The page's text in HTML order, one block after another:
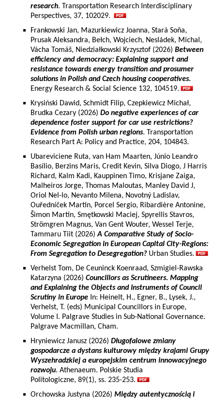
research. Transportation Research Interdisciplinary
Perspectives, 37, 102029.
Frankowski Jan, Mazurkiewicz Joanna, Stará Soňa,
Prusak Aleksandra, Bełch, Wojciech, Nesládek, Michal,
Vácha Tomáš, Niedziałkowski Krzysztof (2026) Between
efficiency and democracy: Explaining support and
resistance towards energy transition and prosumer
solutions in Polish and Czech housing cooperatives.
Energy Research & Social Science 132, 104519.
Krysiński Dawid, Schmidt Filip, Czepkiewicz Michał,
Brudka Cezary (2026) Do negative experiences of car
dependence foster support for car use restrictions?
Evidence from Polish urban regions. Transportation
Research Part A: Policy and Practice, 204, 104843.
Ubareviciene Ruta, van Ham Maarten, Júnio Leandro
Basílio, Berzins Maris, Credit Kevin, Silva Diogo, J Harris
Richard, Kalm Kadi, Kauppinen Timo, Krisjane Zaiga,
Malheiros Jorge, Thomas Maloutas, Manley David J,
Oriol Nel-lo, Nevanto Milena, Novotný Ladislav,
Ouředníček Martin, Porcel Sergio, Ribardière Antonine,
Šimon Martin, Smętkowski Maciej, Spyrellis Stavros,
Strömgren Magnus, Van Gent Wouter, Wessel Terje,
Tammaru Tiit (2026)A Comparative Study of Socio-
Economic Segregation in European Capital City-Regions:
From Segregation to Desegregation? Urban Studies.
Verhelst Tom, De Ceuninck Koenraad, Szmigiel-Rawska
Katarzyna (2026) Councillors as Scrutineers. Mapping
and Explaining the Objects and Instruments of Council
Scrutiny in Europe In: Heinelt, H., Egner, B., Lysek, J.,
Verhelst, T. (eds) Municipal Councillors in Europe,
Volume I. Palgrave Studies in Sub-National Governance.
Palgrave Macmillan, Cham.
Hryniewicz Janusz (2026) Długofalowe zmiany
gospodarcze a dystans kulturowy między krajami Grupy
Wyszehradzkiej a europejskim centrum innowacyjnego
rozwoju. Athenaeum. Polskie Studia
Politologiczne, 89(1), ss. 235-253.
Orchowska Justyna (2026) Między autentycznością i